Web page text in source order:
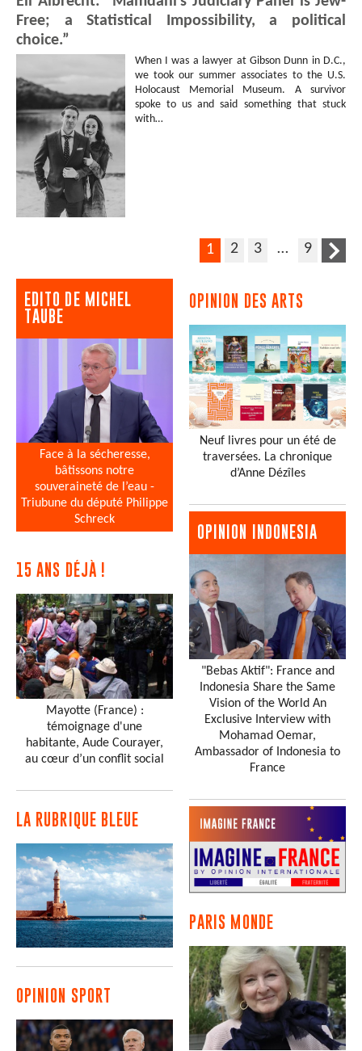
Rédactrice en chef
d'Opinion Internationale
Rédactrice en chef
d'Opinion Internationale
Vincent
MONNEY
Aziza BOUSTER-Citoyenne
Citizens média
Le monde.fr et l'IRIS
Michel TAUBE-Fondateur
- Opinion Internationale
Free; a Statistical Impossibility, a political
choice.”
When I was a lawyer at Gibson Dunn in D.C.,
we took our summer associates to the U.S.
Holocaust Memorial Museum. A survivor
spoke to us and said something that stuck
with…
1 2 3 … 9
EDITO DE MICHEL
TAUBE
Face à la sécheresse,
bâtissons notre
souveraineté de l’eau -
Triubune du député Philippe
Schreck
15 ANS DÉJÀ !
Mayotte (France) :
témoignage d'une
habitante, Aude Courayer,
au cœur d’un conflit social
LA RUBRIQUE BLEUE
OPINION SPORT
OPINION DES ARTS
Neuf livres pour un été de
traversées. La chronique
d’Anne Dézîles
OPINION INDONESIA
"Bebas Aktif": France and
Indonesia Share the Same
Vision of the World An
Exclusive Interview with
Mohamad Oemar,
Ambassador of Indonesia to
France
PARIS MONDE